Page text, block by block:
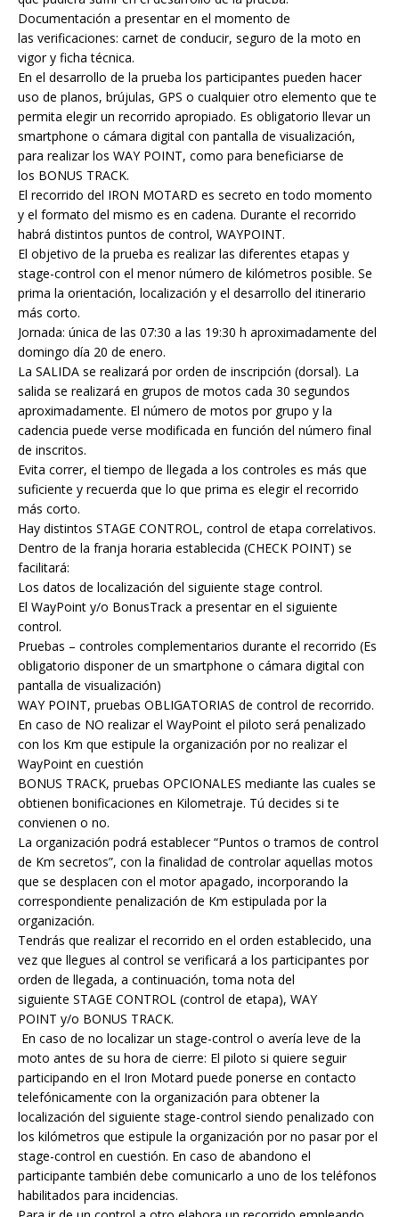
Documentación a presentar en el momento de
las verificaciones: carnet de conducir, seguro de la moto en
vigor y ficha técnica.
En el desarrollo de la prueba los participantes pueden hacer
uso de planos, brújulas, GPS o cualquier otro elemento que te
permita elegir un recorrido apropiado. Es obligatorio llevar un
smartphone o cámara digital con pantalla de visualización,
para realizar los WAY POINT, como para beneficiarse de
los BONUS TRACK.
El recorrido del IRON MOTARD es secreto en todo momento
y el formato del mismo es en cadena. Durante el recorrido
habrá distintos puntos de control, WAYPOINT.
El objetivo de la prueba es realizar las diferentes etapas y
stage-control con el menor número de kilómetros posible. Se
prima la orientación, localización y el desarrollo del itinerario
más corto.
Jornada: única de las 07:30 a las 19:30 h aproximadamente del
domingo día 20 de enero.
La SALIDA se realizará por orden de inscripción (dorsal). La
salida se realizará en grupos de motos cada 30 segundos
aproximadamente. El número de motos por grupo y la
cadencia puede verse modificada en función del número final
de inscritos.
Evita correr, el tiempo de llegada a los controles es más que
suficiente y recuerda que lo que prima es elegir el recorrido
más corto.
Hay distintos STAGE CONTROL, control de etapa correlativos.
Dentro de la franja horaria establecida (CHECK POINT) se
facilitará:
Los datos de localización del siguiente stage control.
El WayPoint y/o BonusTrack a presentar en el siguiente
control.
Pruebas – controles complementarios durante el recorrido (Es
obligatorio disponer de un smartphone o cámara digital con
pantalla de visualización)
WAY POINT, pruebas OBLIGATORIAS de control de recorrido.
En caso de NO realizar el WayPoint el piloto será penalizado
con los Km que estipule la organización por no realizar el
WayPoint en cuestión
BONUS TRACK, pruebas OPCIONALES mediante las cuales se
obtienen bonificaciones en Kilometraje. Tú decides si te
convienen o no.
La organización podrá establecer “Puntos o tramos de control
de Km secretos”, con la finalidad de controlar aquellas motos
que se desplacen con el motor apagado, incorporando la
correspondiente penalización de Km estipulada por la
organización.
Tendrás que realizar el recorrido en el orden establecido, una
vez que llegues al control se verificará a los participantes por
orden de llegada, a continuación, toma nota del
siguiente STAGE CONTROL (control de etapa), WAY
POINT y/o BONUS TRACK.
En caso de no localizar un stage-control o avería leve de la
moto antes de su hora de cierre: El piloto si quiere seguir
participando en el Iron Motard puede ponerse en contacto
telefónicamente con la organización para obtener la
localización del siguiente stage-control siendo penalizado con
los kilómetros que estipule la organización por no pasar por el
stage-control en cuestión. En caso de abandono el
participante también debe comunicarlo a uno de los teléfonos
habilitados para incidencias.